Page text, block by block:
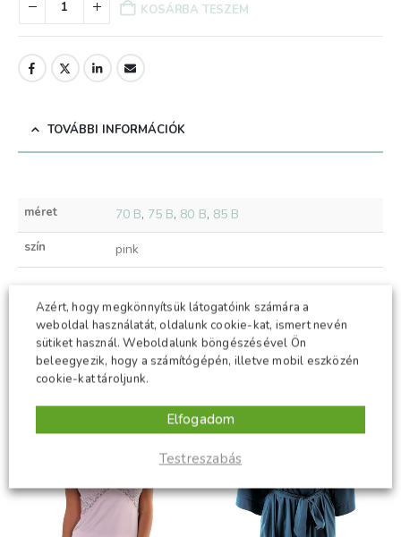
KOSÁRBA TESZEM
TOVÁBBI INFORMÁCIÓK
méret 70 B, 75 B, 80 B, 85 B
szín pink
KAPCSOLÓDÓ TERMÉKEK
-50%
Azért, hogy megkönnyítsük látogatóink számára a
weboldal használatát, oldalunk cookie-kat, ismert nevén
sütiket használ. Weboldalunk böngészésével Ön
beleegyezik, hogy a számítógépén, illetve mobil eszközén
cookie-kat tároljunk.
Testreszabás
Elfogadom